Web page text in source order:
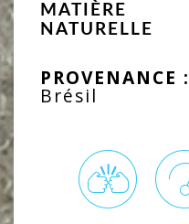
MATIÈRE
NATURELLE
PROVENANCE :
Brésil